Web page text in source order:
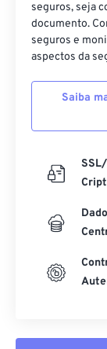
seguros, seja
documento.
seguros e
aspectos da
Saiba